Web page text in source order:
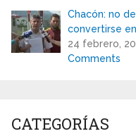
Chacón: no
convertirse
24 febrero,
Comments
CATEGORÍAS